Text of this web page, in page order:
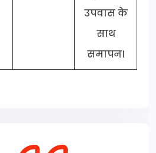
उपवास के
साथ
समापन।